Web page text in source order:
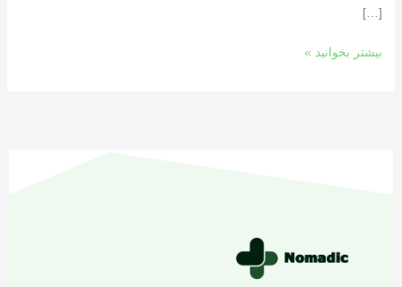
[…]
بیشتر بخوانید »